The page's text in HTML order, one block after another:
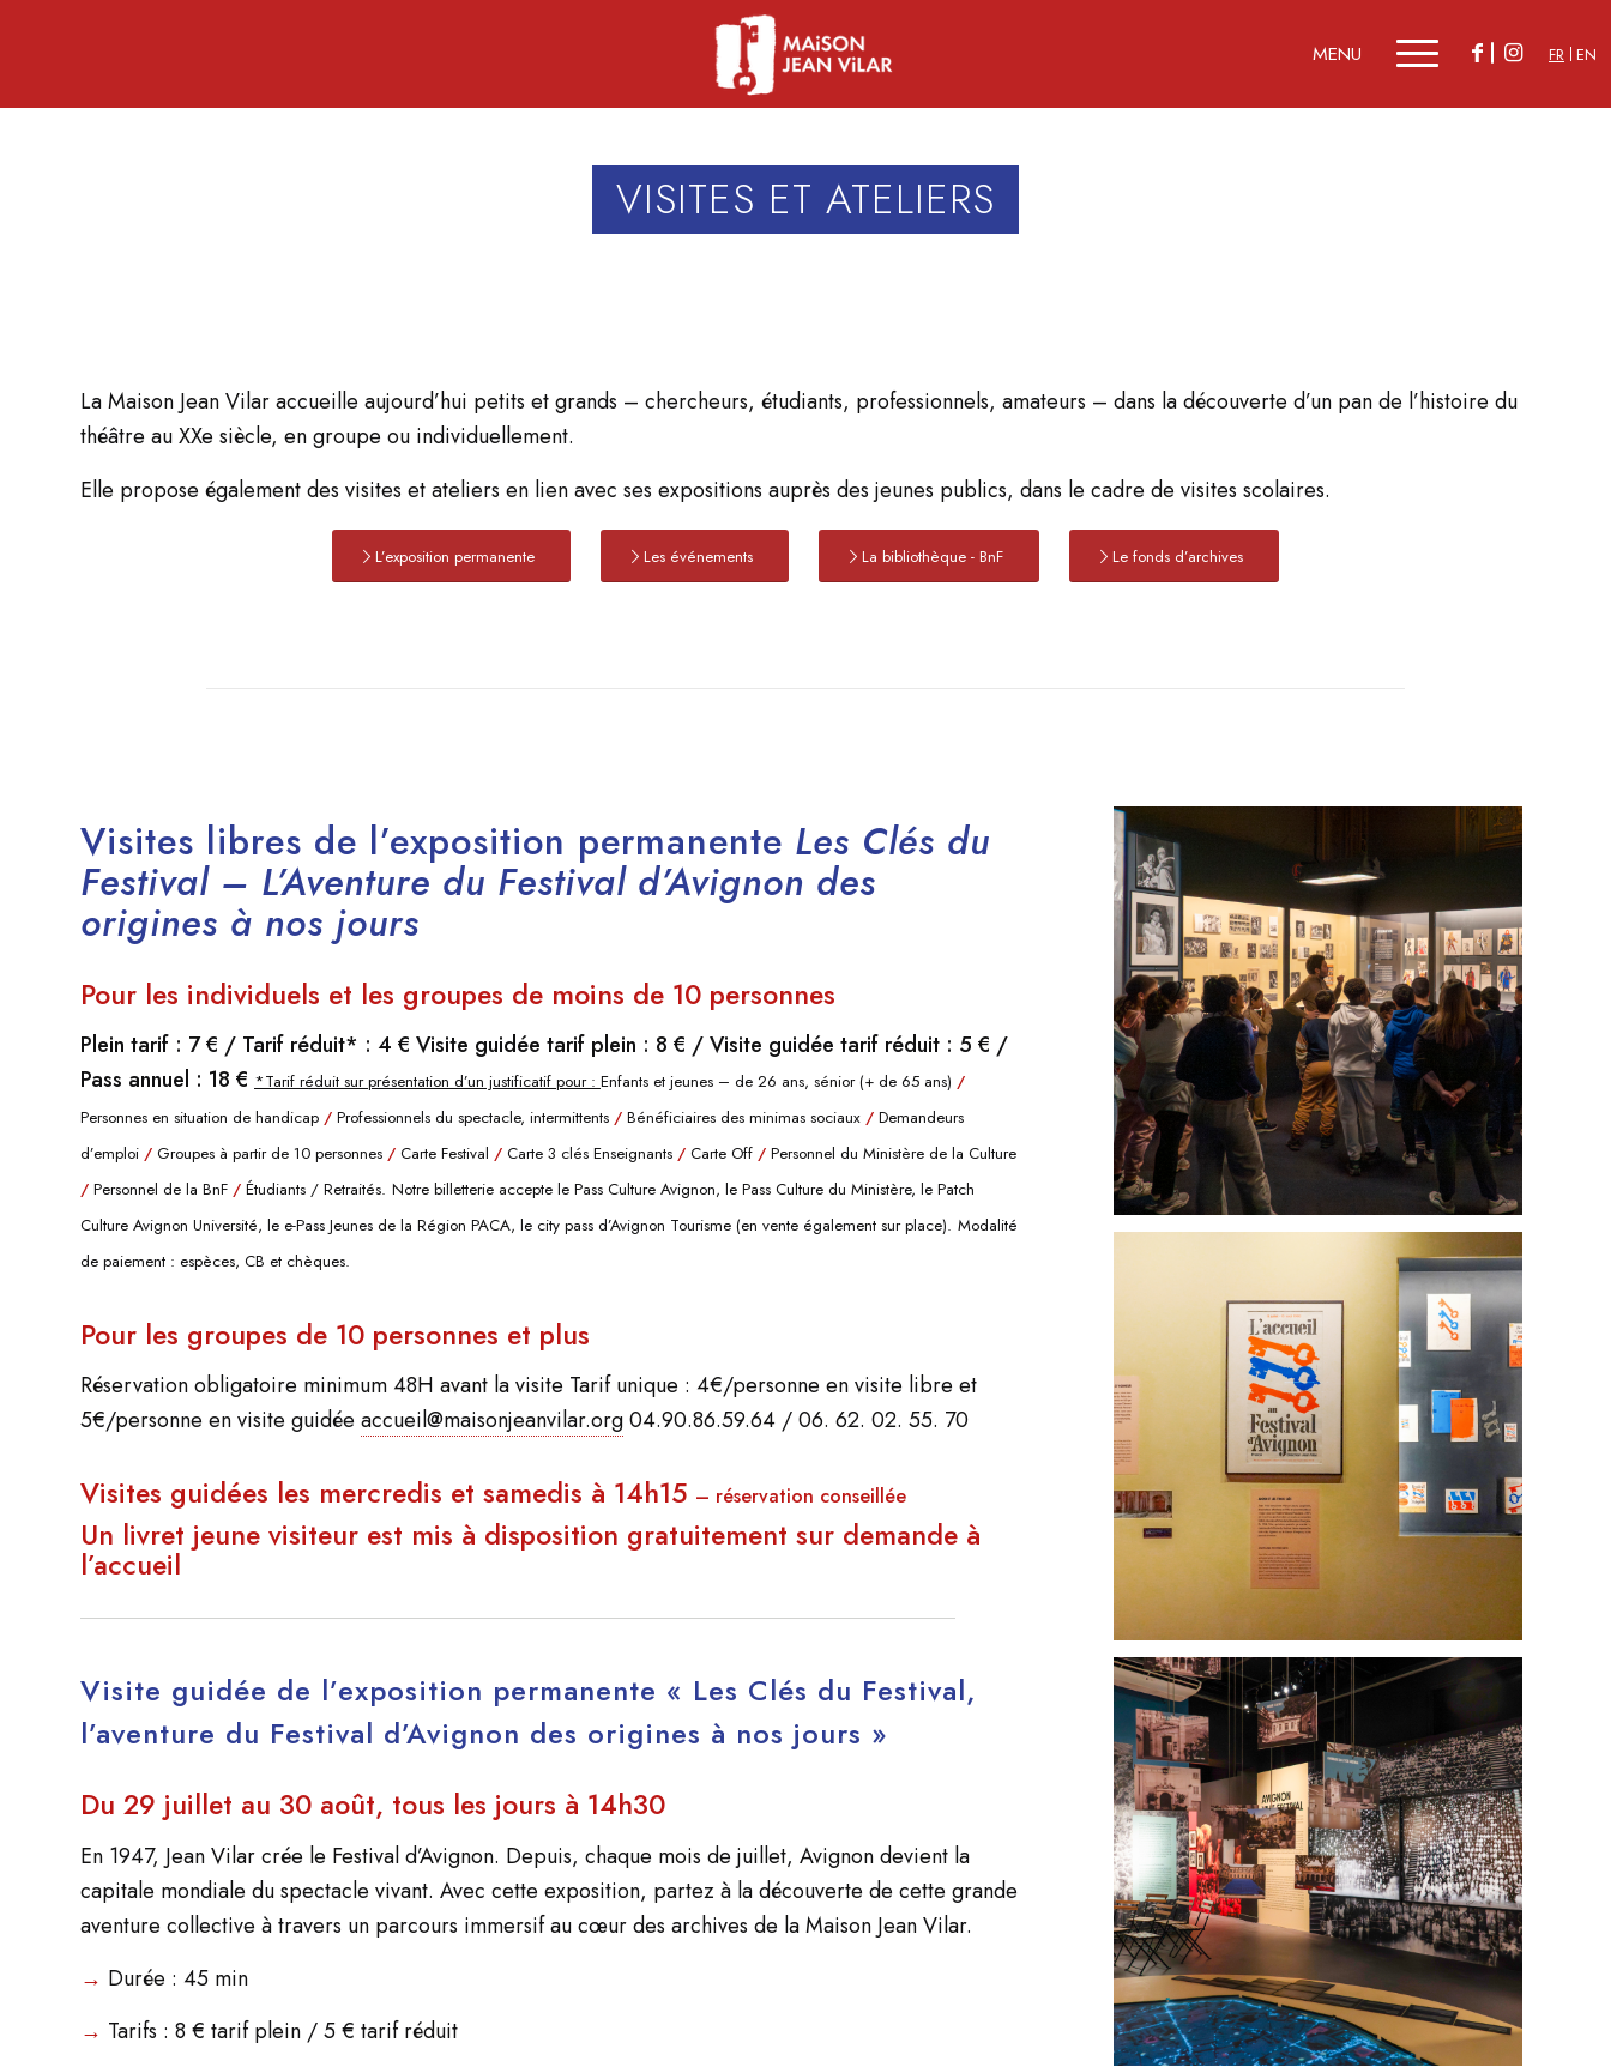
FR EN
VISITES ET ATELIERS
La Maison Jean Vilar accueille aujourd’hui petits et grands – chercheurs, étudiants, professionnels, amateurs – dans la découverte d’un pan de l’histoire du
théâtre au XXe siècle, en groupe ou individuellement.
Elle propose également des visites et ateliers en lien avec ses expositions auprès des jeunes publics, dans le cadre de visites scolaires.
L’exposition permanente Les événements La bibliothèque - BnF Le fonds d’archives
Visites libres de l’exposition permanente Les Clés du
Festival – L’Aventure du Festival d’Avignon des
origines à nos jours
Pour les individuels et les groupes de moins de 10 personnes
Plein tarif : 7 € / Tarif réduit* : 4 € Visite guidée tarif plein : 8 € / Visite guidée tarif réduit : 5 € /
Pass annuel : 18 € *Tarif réduit sur présentation d’un justificatif pour : Enfants et jeunes – de 26 ans, sénior (+ de 65 ans) /
Personnes en situation de handicap / Professionnels du spectacle, intermittents / Bénéficiaires des minimas sociaux / Demandeurs
d’emploi / Groupes à partir de 10 personnes / Carte Festival / Carte 3 clés Enseignants / Carte Off / Personnel du Ministère de la Culture
/ Personnel de la BnF / Étudiants / Retraités. Notre billetterie accepte le Pass Culture Avignon, le Pass Culture du Ministère, le Patch
Culture Avignon Université, le e-Pass Jeunes de la Région PACA, le city pass d’Avignon Tourisme (en vente également surplace). Modalité
de paiement : espèces, CB et chèques.
Pour les groupes de 10 personnes et plus
Réservation obligatoire minimum 48H avant la visite Tarif unique : 4€/personne en visite libre et
5€/personne en visite guidée accueil@maisonjeanvilar.org04.90.86.59.64 / 06. 62. 02. 55. 70
Visites guidées les mercredis et samedis à 14h15 – réservation conseillée
Un livret jeune visiteur est mis à disposition gratuitement sur demande à
l’accueil
Visite guidée de l’exposition permanente « Les Clés du Festival,
l’aventure du Festival d’Avignon des origines à nos jours »
Du 29 juillet au 30 août, tous les jours à 14h30
En 1947, Jean Vilar crée le Festival d’Avignon. Depuis, chaque mois de juillet, Avignon devient la
capitale mondiale du spectacle vivant. Avec cette exposition, partez à la découverte de cette grande
aventure collective à travers un parcours immersif au cœur des archives de la Maison Jean Vilar.
→ Durée : 45 min
→ Tarifs : 8 € tarif plein / 5 € tarif réduit